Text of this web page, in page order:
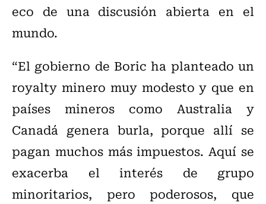
eco de una discusión abierta en el
mundo.
“El gobierno de Boric ha planteado un
royalty minero muy modesto y que en
países mineros como Australia y
Canadá genera burla, porque allí se
pagan muchos más impuestos. Aquí se
exacerba el interés de grupo
minoritarios, pero poderosos, que